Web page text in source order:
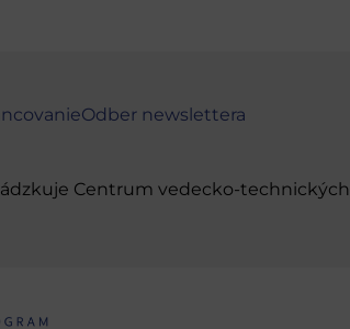
Odber newslettera
Centrum vedecko-technických